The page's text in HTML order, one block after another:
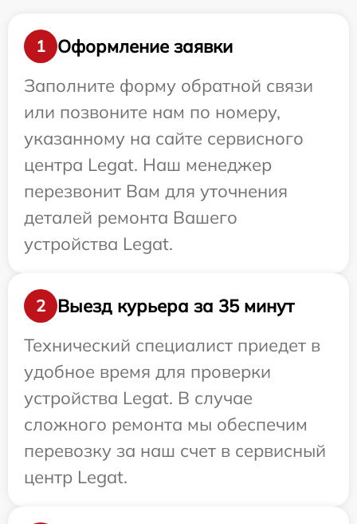
1
Оформление заявки
Заполните форму обратной связи
или позвоните нам по номеру,
указанному на сайте сервисного
центра Legat. Наш менеджер
перезвонит Вам для уточнения
деталей ремонта Вашего
устройства Legat.
2
Выезд курьера за 35 минут
Технический специалист приедет в
удобное время для проверки
устройства Legat. В случае
сложного ремонта мы обеспечим
перевозку за наш счет в сервисный
центр Legat.